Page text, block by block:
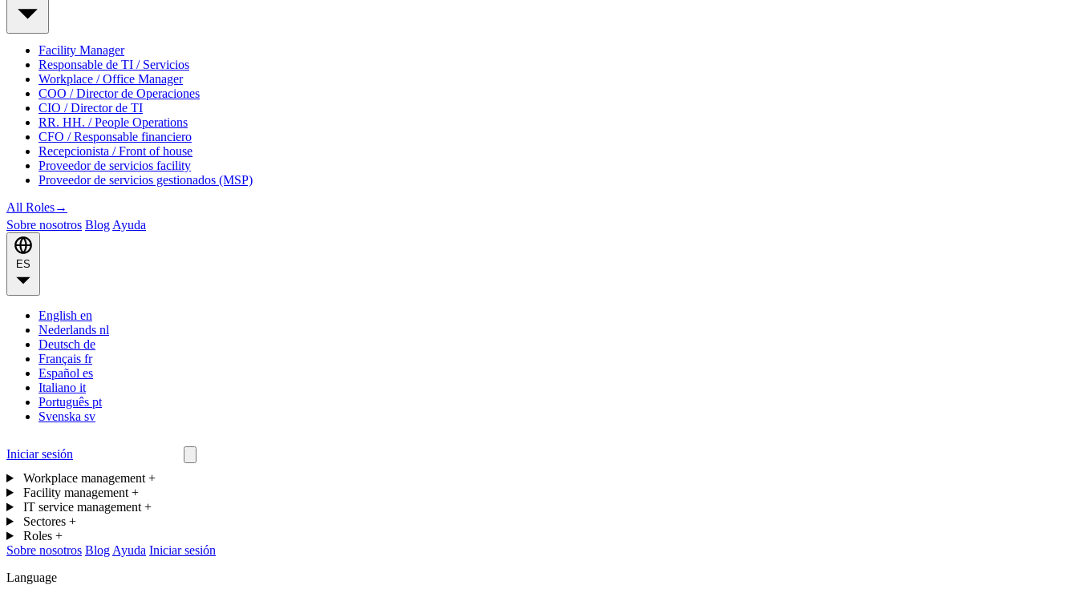
Facility Manager
Responsable de TI / Servicios
Workplace / Office Manager
COO / Director de Operaciones
CIO / Director de TI
RR. HH. / People Operations
CFO / Responsable financiero
Recepcionista / Front of house
Proveedor de servicios facility
Proveedor de servicios gestionados (MSP)
All Roles→
Sobre nosotros Blog Ayuda
English en
Nederlands nl
Deutsch de
Français fr
Español es
Italiano it
Português pt
Svenska sv
Iniciar sesión
Workplace management +
Facility management +
IT service management +
Sectores +
Roles +
Sobre nosotros Blog Ayuda Iniciar sesión
Language